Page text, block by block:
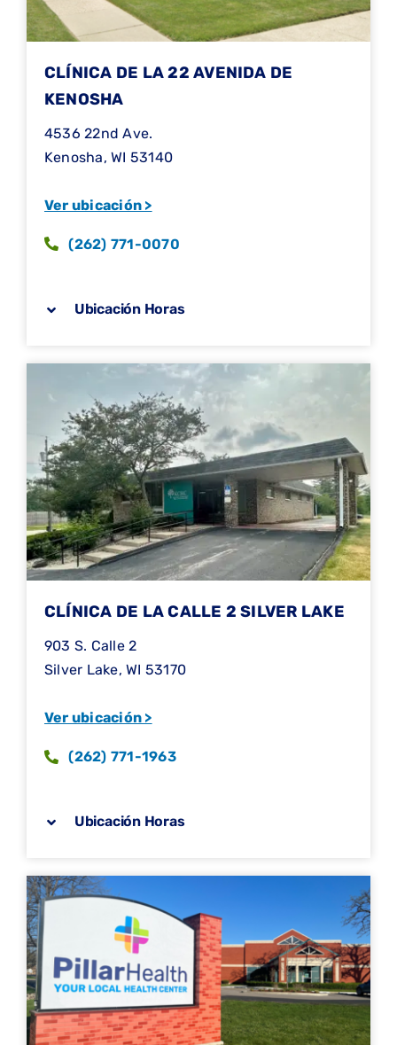
CLÍNICA DE LA 22 AVENIDA DE
KENOSHA
4536 22nd Ave.
Kenosha, WI 53140
Ver ubicación >
(262) 771-0070
Ubicación Horas
CLÍNICA DE LA CALLE 2 SILVER LAKE
903 S. Calle 2
Silver Lake, WI 53170
Ver ubicación >
(262) 771-1963
Ubicación Horas